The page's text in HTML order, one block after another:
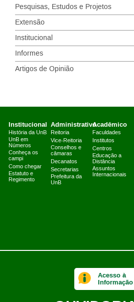
Pesquisas, Estudos e Projetos
Extensão
Institucional
Informes
Artigos de Opinião
Institucional
História da UnB
UnB em
Números
Conheça os
campi
Como chegar
Estatuto e
Regimento
Administrativo
Reitoria
Vice-Reitoria
Conselhos e
câmaras
Decanatos
Secretarias
Prefeitura da
UnB
Acadêmico
Faculdades
Institutos
Centros
Educação a
Distância
Assuntos
Internacionais
Acesso à
Informação